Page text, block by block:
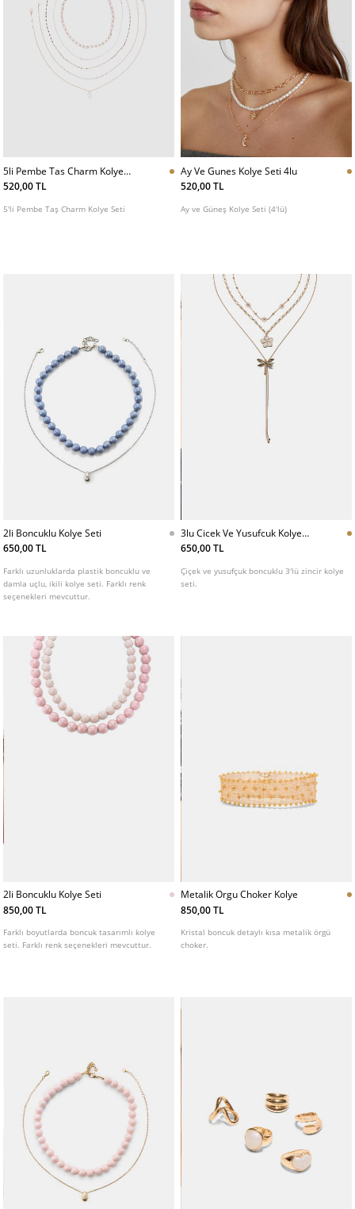
5li Pembe Tas Charm Kolye
Seti
520,00 TL
5'li Pembe Taş Charm Kolye Seti
Ay Ve Gunes Kolye Seti 4lu
520,00 TL
Ay ve Güneş Kolye Seti (4'lü)
2li Boncuklu Kolye Seti
650,00 TL
Farklı uzunluklarda plastik boncuklu ve
damla uçlu, ikili kolye seti. Farklı renk
seçenekleri mevcuttur.
3lu Cicek Ve Yusufcuk Kolye
Seti
650,00 TL
Çiçek ve yusufçuk boncuklu 3'lü zincir kolye
seti.
2li Boncuklu Kolye Seti
850,00 TL
Farklı boyutlarda boncuk tasarımlı kolye
seti. Farklı renk seçenekleri mevcuttur.
Metalik Orgu Choker Kolye
850,00 TL
Kristal boncuk detaylı kısa metalik örgü
choker.